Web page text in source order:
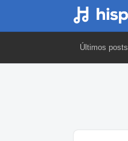
Últimos posts